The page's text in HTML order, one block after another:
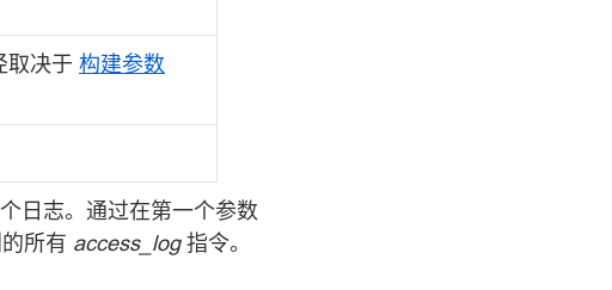
取决于 构建参数
日志。通过在第一个参数
所有 access_log指令。